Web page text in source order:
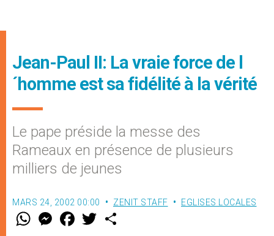
Jean-Paul II: La vraie force de l
´homme est sa fidélité à la vérité
Le pape préside la messe des
Rameaux en présence de plusieurs
milliers de jeunes
MARS 24, 2002 00:00 ZENIT STAFF EGLISES LOCALES
W M
e
F
a w